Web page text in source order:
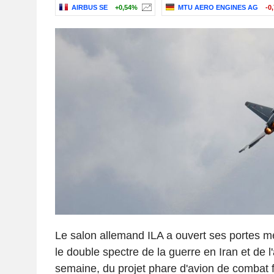
AIRBUS SE +0,54% MTU AERO ENGINES AG -
Le salon allemand ILA a ouvert ses portes
le double spectre de la guerre en Iran et de
semaine, du projet phare d'avion de combat